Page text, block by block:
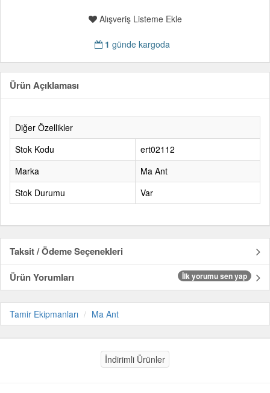
Alışveriş Listeme Ekle
1 günde kargoda
Ürün Açıklaması
Diğer Özellikler
Stok Kodu
ert02112
Marka
Ma Ant
Stok Durumu
Var
Taksit / Ödeme Seçenekleri
Ürün Yorumları
İlk yorumu sen yap
Tamir Ekipmanları Ma Ant
İndirimli Ürünler